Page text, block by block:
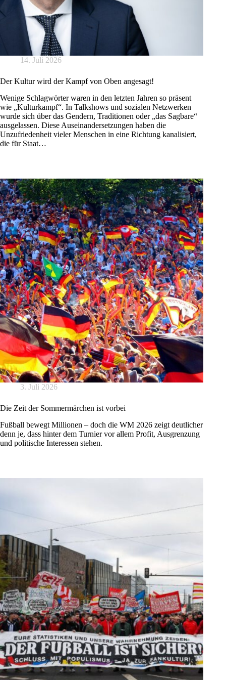
14. Juli 2026
Der Kultur wird der Kampf von Oben angesagt!
Wenige Schlagwörter waren in den letzten Jahren so präsent
wie „Kulturkampf“. In Talkshows und sozialen Netzwerken
wurde sich über das Gendern, Traditionen oder „das Sagbare“
ausgelassen. Diese Auseinandersetzungen haben die
Unzufriedenheit vieler Menschen in eine Richtung kanalisiert,
die für Staat…
3. Juli 2026
Die Zeit der Sommermärchen ist vorbei
Fußball bewegt Millionen – doch die WM 2026 zeigt deutlicher
denn je, dass hinter dem Turnier vor allem Profit, Ausgrenzung
und politische Interessen stehen.